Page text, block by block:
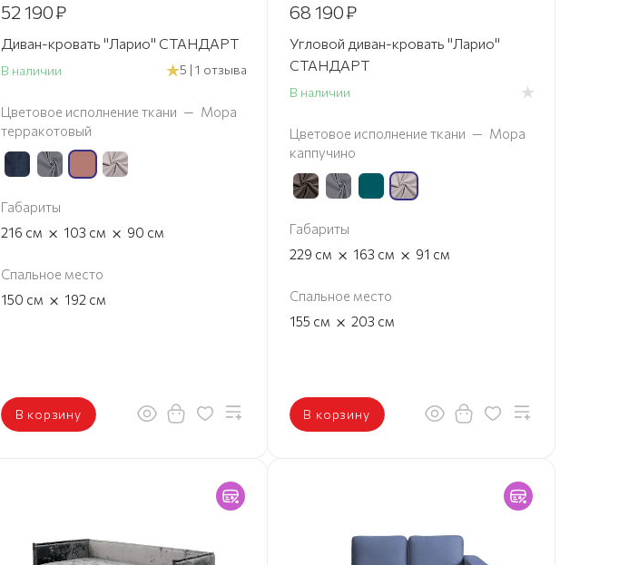
52 190₽
Диван-кровать "Ларио" СТАНДАРТ
В наличии 5 | 1 отзыва
Цветовое исполнение ткани — Мора
терракотовый
Габариты
216 см × 103 см × 90 см
Спальное место
150 см × 192 см
В корзину
68 190₽
Угловой диван-кровать "Ларио"
СТАНДАРТ
В наличии
Цветовое исполнение ткани — Мора
каппучино
Габариты
229 см × 163 см × 91 см
Спальное место
155 см × 203 см
В корзину